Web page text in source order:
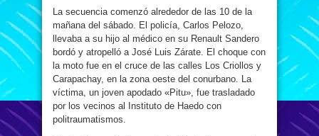
La secuencia comenzó alrededor de las 10 de la
mañana del sábado. El policía, Carlos Pelozo,
llevaba a su hijo al médico en su Renault Sandero
bordó y atropelló a José Luis Zárate. El choque con
la moto fue en el cruce de las calles Los Criollos y
Carapachay, en la zona oeste del conurbano. La
víctima, un joven apodado «Pitu», fue trasladado
por los vecinos al Instituto de Haedo con
politraumatismos.